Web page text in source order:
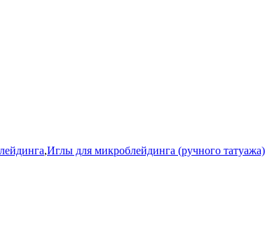
,Иглы для микроблейдинга (ручного татуажа)